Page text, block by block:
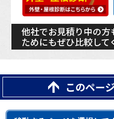
他社でお見積り中の
ためにもぜひ比較して
このペー